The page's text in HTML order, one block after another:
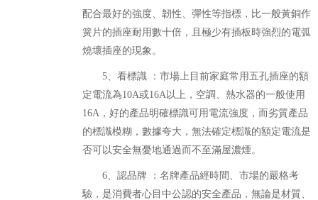
配合最好的強度、韌性、彈性等指標，比一般黃銅作
簧片的插座耐用數十倍，且極少有插板時強烈的電弧
燒壞插座的現象。
5、看標識 ：市場上目前家庭常用五孔插座的額
定電流為10A或16A以上，空調、熱水器的一般使用
16A，好的產品明確標識可用電流強度，而劣質產品
的標識模糊，數據夸大，無法確定標識的額定電流是
否可以安全無憂地通過而不至滿屋濃煙。
6、認品牌 ：名牌產品經時間、市場的嚴格考
驗，是消費者心目中公認的安全產品，無論是材質、